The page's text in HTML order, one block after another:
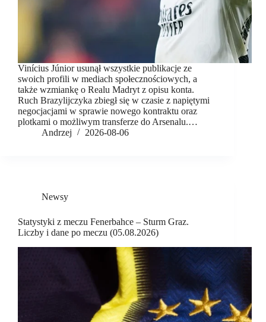
Vinícius Júnior usunął wszystkie publikacje ze
swoich profili w mediach społecznościowych, a
także wzmiankę o Realu Madryt z opisu konta.
Ruch Brazylijczyka zbiegł się w czasie z napiętymi
negocjacjami w sprawie nowego kontraktu oraz
plotkami o możliwym transferze do Arsenalu.…
Andrzej
2026-08-06
Newsy
Statystyki z meczu Fenerbahce – Sturm Graz.
Liczby i dane po meczu (05.08.2026)